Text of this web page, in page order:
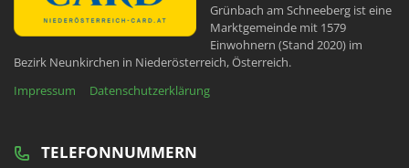
Grünbach am Schneeberg ist eine
Marktgemeinde mit 1579
Einwohnern (Stand 2020) im
Bezirk Neunkirchen in Niederösterreich, Österreich.
Impressum
Datenschutzerklärung
TELEFONNUMMERN